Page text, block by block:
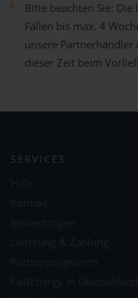
Bitte beachten Sie:
Fällen bis max. 4
unsere Partnerhändler
dieser Zeit beim
SERVICES